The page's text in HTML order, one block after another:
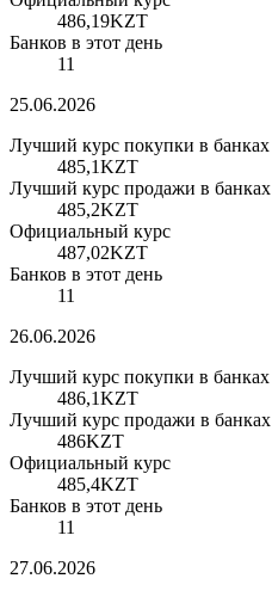
486,19KZT
Банков в этот день
11
25.06.2026
Лучший курс покупки в банках
485,1KZT
Лучший курс продажи в банках
485,2KZT
Официальный курс
487,02KZT
Банков в этот день
11
26.06.2026
Лучший курс покупки в банках
486,1KZT
Лучший курс продажи в банках
486KZT
Официальный курс
485,4KZT
Банков в этот день
11
27.06.2026